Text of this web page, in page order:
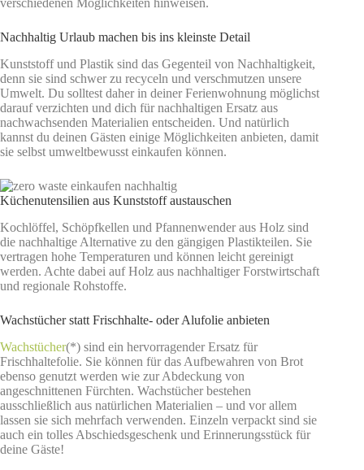
verschiedenen Möglichkeiten hinweisen.
Nachhaltig Urlaub machen bis ins kleinste Detail
Kunststoff und Plastik sind das Gegenteil von Nachhaltigkeit,
denn sie sind schwer zu recyceln und verschmutzen unsere
Umwelt. Du solltest daher in deiner Ferienwohnung möglichst
darauf verzichten und dich für nachhaltigen Ersatz aus
nachwachsenden Materialien entscheiden. Und natürlich
kannst du deinen Gästen einige Möglichkeiten anbieten, damit
sie selbst umweltbewusst einkaufen können.
Küchenutensilien aus Kunststoff austauschen
Kochlöffel, Schöpfkellen und Pfannenwender aus Holz sind
die nachhaltige Alternative zu den gängigen Plastikteilen. Sie
vertragen hohe Temperaturen und können leicht gereinigt
werden. Achte dabei auf Holz aus nachhaltiger Forstwirtschaft
und regionale Rohstoffe.
Wachstücher statt Frischhalte- oder Alufolie anbieten
Wachstücher(*) sind ein hervorragender Ersatz für
Frischhaltefolie. Sie können für das Aufbewahren von Brot
ebenso genutzt werden wie zur Abdeckung von
angeschnittenen Fürchten. Wachstücher bestehen
ausschließlich aus natürlichen Materialien – und vor allem
lassen sie sich mehrfach verwenden. Einzeln verpackt sind sie
auch ein tolles Abschiedsgeschenk und Erinnerungsstück für
deine Gäste!